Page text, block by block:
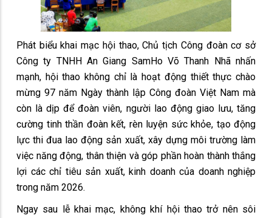
Phát biểu khai mạc hội thao, Chủ tịch Công đoàn cơ sở
Công ty TNHH An Giang SamHo Võ Thanh Nhã nhấn
mạnh, hội thao không chỉ là hoạt động thiết thực chào
mừng 97 năm Ngày thành lập Công đoàn Việt Nam mà
còn là dịp để đoàn viên, người lao động giao lưu, tăng
cường tinh thần đoàn kết, rèn luyện sức khỏe, tạo động
lực thi đua lao động sản xuất, xây dựng môi trường làm
việc năng động, thân thiện và góp phần hoàn thành thắng
lợi các chỉ tiêu sản xuất, kinh doanh của doanh nghiệp
trong năm 2026.
Ngay sau lễ khai mạc, không khí hội thao trở nên sôi